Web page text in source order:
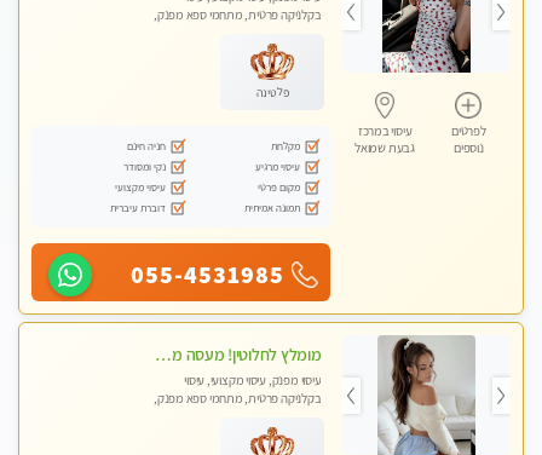
לפרטים
נוספים
עיסוי במרכז
גבעת שמואל
בקלניקה פרטית, מתחמי ספא מפנק,
פלטינה
מקלחת
חניה חינם
עיסוי מרגיע
נקי ומסודר
מקום פרטי
עיסוי מקצועי
תמונה אמיתית
דוברת עיברית
055-4531985
מומלץ לחלוטין! מעסה מקצועית ואיכותית פרטי!!!
עיסוי מפנק, עיסוי מקצועי, עיסוי
בקלניקה פרטית, מתחמי ספא מפנק,